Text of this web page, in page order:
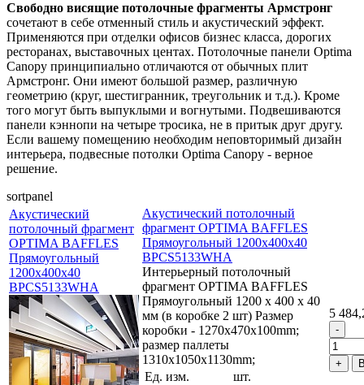
Свободно висящие потолочные фрагменты Армстронг
сочетают в себе отменный стиль и акустический эффект.
Применяются при отделки офисов бизнес класса, дорогих
ресторанах, выставочных центах. Потолочные панели Optima
Canopy принципиально отличаются от обычных плит
Армстронг. Они имеют большой размер, различную
геометрию (круг, шестигранник, треугольник и т.д.). Кроме
того могут быть выпуклыми и вогнутыми. Подвешиваются
панели кэннопи на четыре тросика, не в притык друг другу.
Если вашему помещению необходим неповторимый дизайн
интерьера, подвесные потолки Optima Canopy - верное
решение.
sortpanel
Акустический
потолочный фрагмент
OPTIMA BAFFLES
Прямоугольный
1200x400x40
BPCS5133WHA
Акустический потолочный
фрагмент OPTIMA BAFFLES
Прямоугольный 1200x400x40
BPCS5133WHA
Интерьерный потолочный
фрагмент OPTIMA BAFFLES
Прямоугольный 1200 x 400 x 40
мм (в коробке 2 шт) Размер
коробки - 1270x470x100mm;
размер паллеты
1310х1050х1130mm;
Ед. изм.
шт.
5